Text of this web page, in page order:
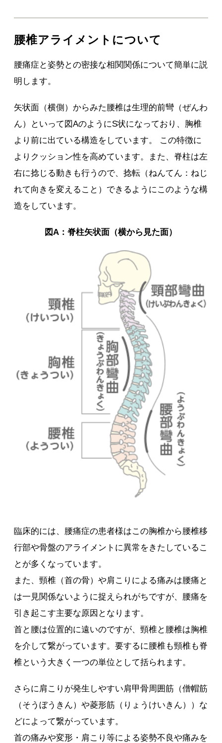
腰椎アライメントについて
腰痛症と姿勢との密接な相関関係について簡単に説
明します。
矢状面（横側）からみた腰椎は生理的前彎（ぜんわ
ん）といって図AのようにS状になっており、胸椎
より前に出ている構造をしています。 この特徴に
よりクッション性を高めています。また、脊柱は左
右に捻じる動きも行うので、捻転（ねんてん：ねじ
れて向きを変えること）できるようにこのような構
造をしています。
図A：脊柱矢状面（横から見た面）
臨床的には、腰痛症の患者様はこの胸椎から腰椎移
行部や骨盤のアライメントに異常をきたしているこ
とが多くなっています。
また、頸椎（首の骨）や肩こりによる痛みは腰痛と
は一見関係ないように捉えられがちですが、腰痛を
引き起こす主要な原因となります。
首と腰は位置的に遠いのですが、頸椎と腰椎は胸椎
を介して繋がっています。要するに腰椎も頸椎も脊
椎という大きく一つの単位として括られます。
さらに肩こりが発生しやすい肩甲骨周囲筋（僧帽筋
（そうぼうきん）や菱形筋（りょうけいきん））な
どによって繋がっています。
首の痛みや変形・肩こり等による姿勢不良や痛みを